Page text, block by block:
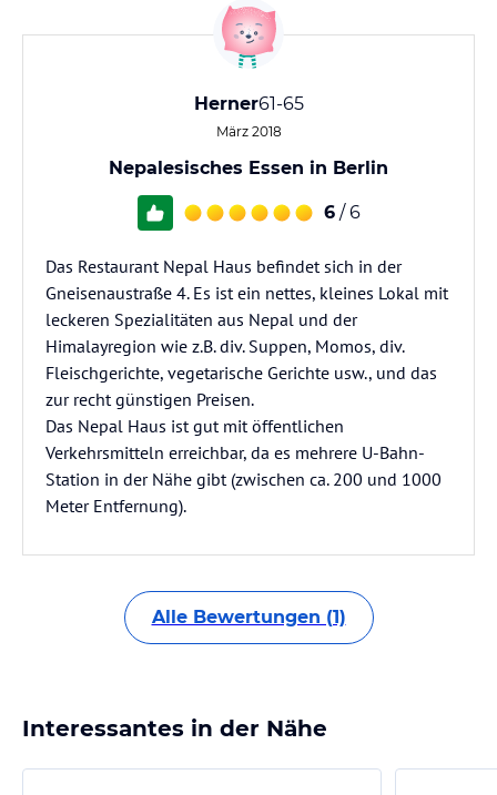
Herner61-65
März 2018
Nepalesisches Essen in Berlin
6 / 6
Das Restaurant Nepal Haus befindet sich in der
Gneisenaustraße 4. Es ist ein nettes, kleines Lokal mit
leckeren Spezialitäten aus Nepal und der
Himalayregion wie z.B. div. Suppen, Momos, div.
Fleischgerichte, vegetarische Gerichte usw., und das
zur recht günstigen Preisen.
Das Nepal Haus ist gut mit öffentlichen
Verkehrsmitteln erreichbar, da es mehrere U-Bahn-
Station in der Nähe gibt (zwischen ca. 200 und 1000
Meter Entfernung).
Alle Bewertungen (1)
Interessantes in der Nähe